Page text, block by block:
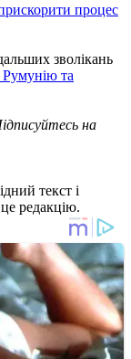
процес
зволікань
та
на
текст і
редакцію.